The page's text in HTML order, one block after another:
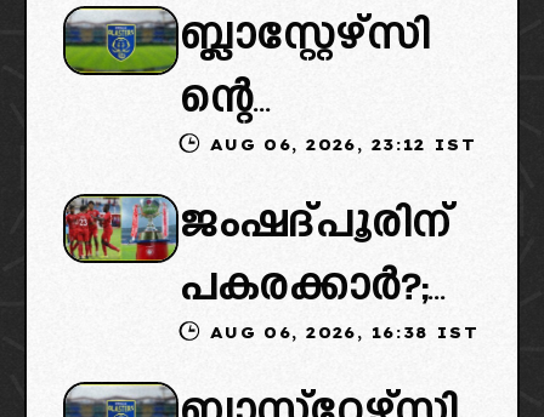
ബ്ലാസ്റ്റേഴ്സി
ന്റെ
കൈമാറ്റത്തി
ൽ ട്വിസ്റ്റ്:
പുതിയ
ഉടമകളെത്താ
AUG 06, 2026, 23:12 IST
ജംഷദ്പൂരിന്
പകരക്കാർ?;
ഐഎസ്എല്ലി
AUG 06, 2026, 16:38 IST